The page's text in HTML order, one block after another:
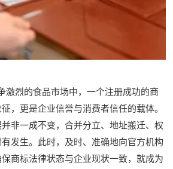
烈的食品市场中，一个注册成功的商
，更是企业信誉与消费者信任的载体。
非一成不变，合并分立、地址搬迁、权
发生。此时，及时、准确地向官方机构
商标法律状态与企业现状一致，就成为